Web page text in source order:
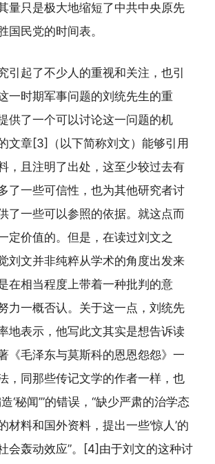
量只是极大地缩短了中共中央原先
国民党的时间表。
引起了不少人的重视和关注，也引
一时期军事问题的刘统先生的重
供了一个可以讨论这一问题的机
文章[3]（以下简称刘文）能够引用
，且注明了出处，这至少较过去有
了一些可信性，也为其他研究者讨
了一些可以参照的依据。就这点而
定价值的。但是，在读过刘文之
刘文并非纯粹从学术的角度出发来
在相当程度上带着一种批判的意
力一概否认。关于这一点，刘统先
地表示，他写此文其实是想告诉读
《毛泽东与莫斯科的恩恩怨怨》一
，同那些传记文学的作者一样，也
‘秘闻’”的错误，“缺少严肃的治学态
材料和国外资料，提出一些‘惊人’的
会轰动效应”。[4]由于刘文的这种讨